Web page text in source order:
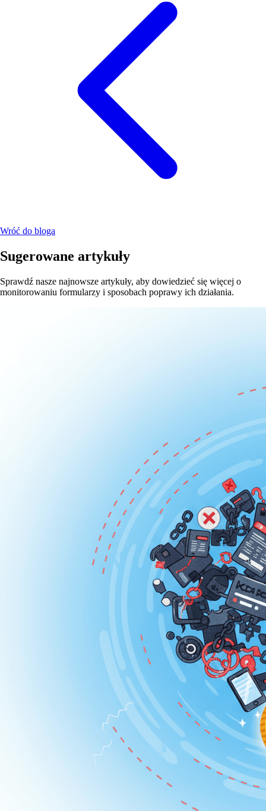
Wróć do bloga
Sugerowane artykuły
Sprawdź nasze najnowsze artykuły, aby dowiedzieć się więcej o
monitorowaniu formularzy i sposobach poprawy ich działania.